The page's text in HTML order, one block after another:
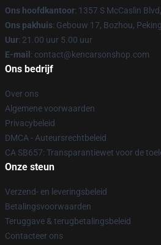
Ons hoofdkantoor: 1357 S McCaslin
Ons pakhuis: Gebouw 17, Bozhou,
Uur: 21.00 uur 5.00 uur
E-mail : contact@kencarsonshop.com
Ons bedrijf
Over ons
Algemene voorwaarden
Privacybeleid
DMCA - Auteursrechtbeleid
CA SB657: Transparantiewet voor de
Onze steun
Verzend- en leveringsbeleid
Betalingsvoorwaarden
Teruggave & terugbetalingsbeleid
Contacteer ons